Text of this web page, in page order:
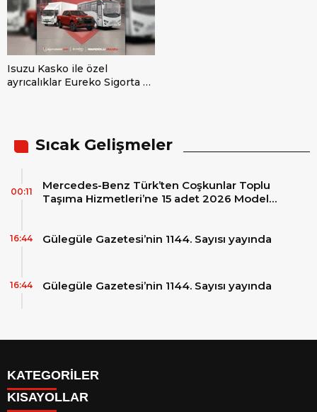
Isuzu Kasko ile özel
ayrıcalıklar Eureko Sigorta ve
Sıcak Gelişmeler
Mercedes-Benz Türk’ten Coşkunlar Toplu
Taşıma Hizmetleri’ne 15 adet 2026 Model
00:11
Gülegüle Gazetesi’nin 1144. Sayısı yayında
16:44
Gülegüle Gazetesi’nin 1144. Sayısı yayında
16:44
KATEGORİLER
KISAYOLLAR